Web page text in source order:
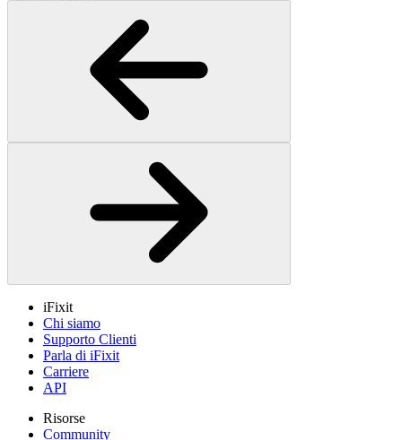
iFixit
Chi siamo
Supporto Clienti
Parla di iFixit
Carriere
API
Risorse
Community